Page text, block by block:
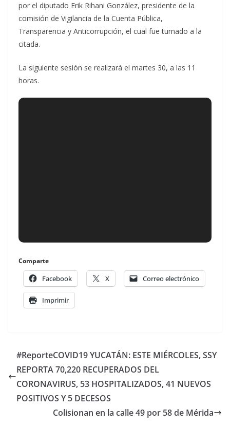
por el diputado Erik Rihani González, presidente de la
comisión de Vigilancia de la Cuenta Pública,
Transparencia y Anticorrupción, el cual fue turnado a la
citada.
La siguiente sesión se realizará el martes 30, a las 11
horas.
Comparte
Facebook X Correo electrónico
Imprimir
#ReporteCOVID19 YUCATÁN: ESTE MIÉRCOLES, SSY
REPORTA 70,220 RECUPERADOS DEL
CORONAVIRUS, 53 HOSPITALIZADOS, 41 NUEVOS
POSITIVOS Y 5 DECESOS
Colisionan en la calle 49 por 58 de Mérida